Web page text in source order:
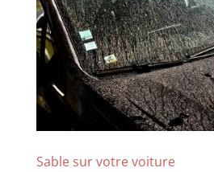
Sable sur votre voiture